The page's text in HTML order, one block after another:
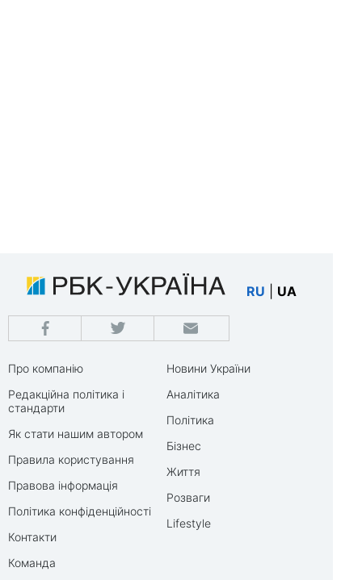
RU UA
Про компанію
Редакційна політика і
стандарти
Як стати нашим автором
Правила користування
Правова інформація
Політика конфіденційності
Контакти
Команда
Новини України
Аналітика
Політика
Бізнес
Життя
Розваги
Lifestyle